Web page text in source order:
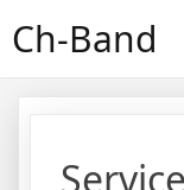
toCh-Band